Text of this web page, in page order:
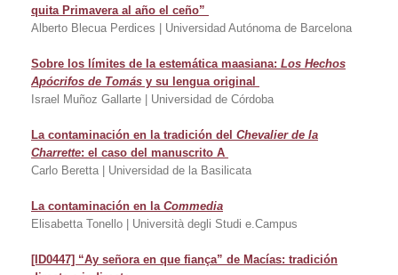
quita Primavera al año el ceño”
Alberto Blecua Perdices | Universidad Autónoma de Barcelona
Sobre los límites de la estemática maasiana: Los Hechos
Apócrifos de Tomás y su lengua original
Israel Muñoz Gallarte | Universidad de Córdoba
La contaminación en la tradición del Chevalier de la
Charrette: el caso del manuscrito A
Carlo Beretta | Universidad de la Basilicata
La contaminación en la Commedia
Elisabetta Tonello | Università degli Studi e.Campus
[ID0447] “Ay señora en que fiança” de Macías: tradición